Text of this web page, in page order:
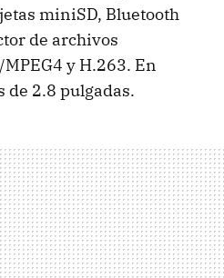
miniSD, Bluetooth
de archivos
y H.263. En
de 2.8 pulgadas.